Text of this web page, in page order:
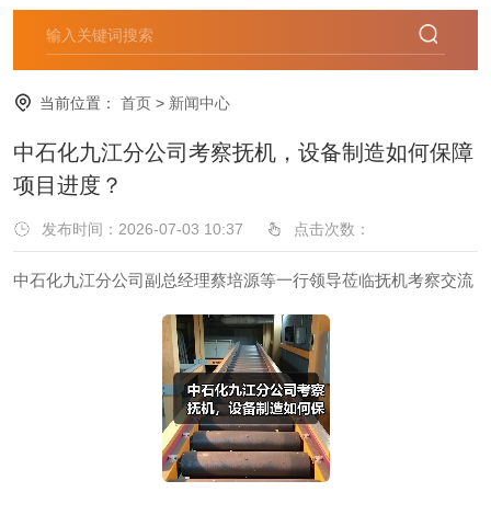
当前位置： 首页 > 新闻中心
中石化九江分公司考察抚机，设备制造如何保障
项目进度？
发布时间：2026-07-03 10:37 点击次数：
中石化九江分公司副总经理蔡培源等一行领导莅临抚机考察交流